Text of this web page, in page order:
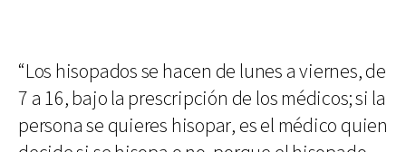
“Los hisopados se hacen de lunes a viernes, de
7 a 16, bajo la prescripción de los médicos; si la
persona se quieres hisopar, es el médico quien